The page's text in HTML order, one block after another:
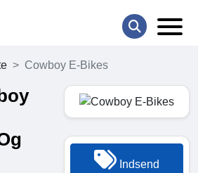
Cowboy E-Bikes
Indsend